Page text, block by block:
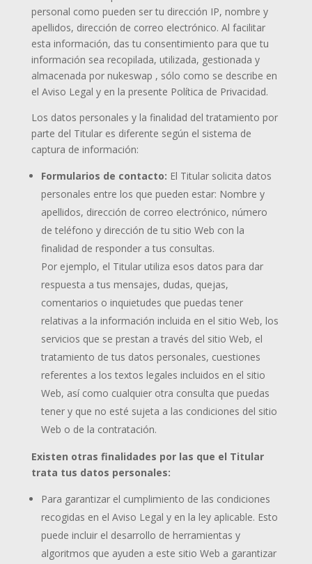
personal como pueden ser tu dirección IP, nombre y
apellidos, dirección de correo electrónico. Al facilitar
esta información, das tu consentimiento para que tu
información sea recopilada, utilizada, gestionada y
almacenada por nukeswap , sólo como se describe en
el Aviso Legal y en la presente Política de Privacidad.
Los datos personales y la finalidad del tratamiento por
parte del Titular es diferente según el sistema de
captura de información:
Formularios de contacto: El Titular solicita datos
personales entre los que pueden estar: Nombre y
apellidos, dirección de correo electrónico, número
de teléfono y dirección de tu sitio Web con la
finalidad de responder a tus consultas.
Por ejemplo, el Titular utiliza esos datos para dar
respuesta a tus mensajes, dudas, quejas,
comentarios o inquietudes que puedas tener
relativas a la información incluida en el sitio Web, los
servicios que se prestan a través del sitio Web, el
tratamiento de tus datos personales, cuestiones
referentes a los textos legales incluidos en el sitio
Web, así como cualquier otra consulta que puedas
tener y que no esté sujeta a las condiciones del sitio
Web o de la contratación.
Existen otras finalidades por las que el Titular
trata tus datos personales:
Para garantizar el cumplimiento de las condiciones
recogidas en el Aviso Legal y en la ley aplicable. Esto
puede incluir el desarrollo de herramientas y
algoritmos que ayuden a este sitio Web a garantizar